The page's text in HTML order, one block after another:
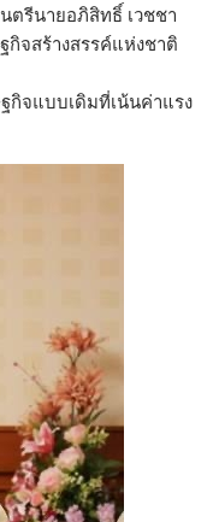
ตรีนายอภิสิทธิ์ เวชชา
กิจสร้างสรรค์แห่งชาติ
กิจแบบเดิมที่เน้นค่าแรง